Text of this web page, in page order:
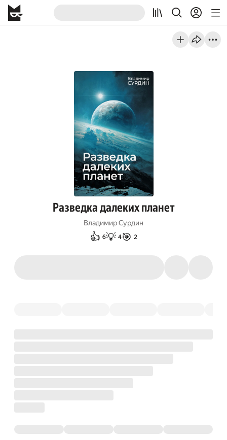
Разведка далеких планет
Владимир Сурдин
👍 6💡 4🎯 2